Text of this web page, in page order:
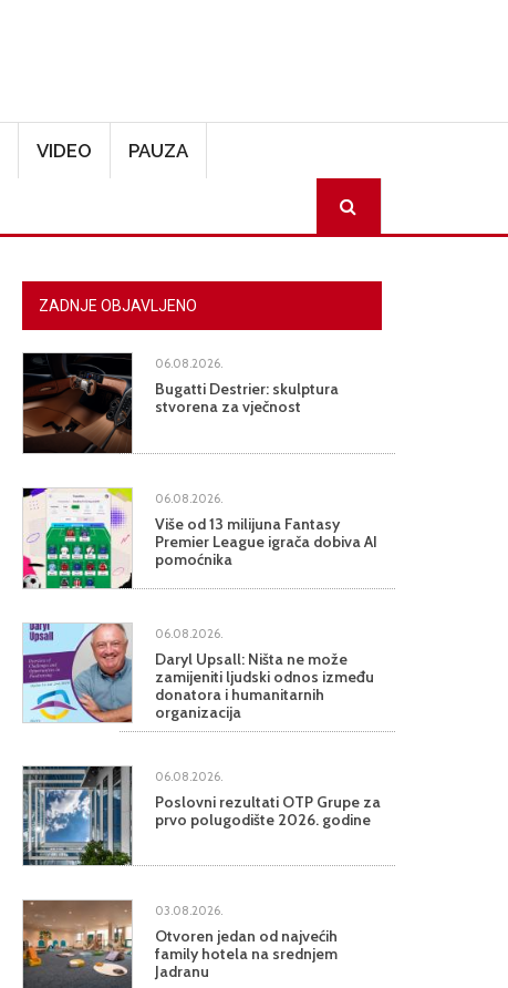
VIDEO PAUZA
ZADNJE OBJAVLJENO
06.08.2026.
Bugatti Destrier: skulptura
stvorena za vječnost
06.08.2026.
Više od 13 milijuna Fantasy
Premier League igrača dobiva AI
pomoćnika
06.08.2026.
Daryl Upsall: Ništa ne može
zamijeniti ljudski odnos između
donatora i humanitarnih
organizacija
06.08.2026.
Poslovni rezultati OTP Grupe za
prvo polugodište 2026. godine
03.08.2026.
Otvoren jedan od najvećih
family hotela na srednjem
Jadranu